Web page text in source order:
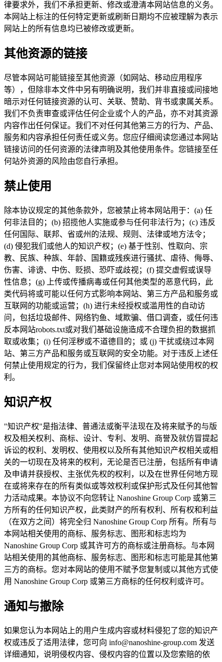
律要求外，我们不承担更新、修改或澄清本网站信息的义务。
本网站上标注的任何特定更新或刷新日期均不应被理解为表示
网站上的所有信息均已被修改或更新。
其他资源的链接
尽管本网站可能链接至其他资源（如网站、移动应用程序
等），但除非本文件中另有明确说明，我们并非直接或间接地
暗示对任何链接资源的认可、关联、赞助、背书或隶属关系。
我们不负责审查或评估任何企业或个人的产品，亦不对其资源
内容作出任何保证。我们不对任何其他第三方的行为、产品、
服务和内容承担任何责任或义务。您应仔细阅读您通过本网站
链接访问的任何资源的法律声明及其他使用条件。您链接至任
何站外资源的风险由您自行承担。
禁止使用
除本协议规定的其他条款外，您被禁止将本网站用于：(a) 任
何非法目的；(b) 招揽他人实施或参与任何非法行为；(c) 违反
任何国际、联邦、省或州的法规、规则、法律或地方法令；
(d) 侵犯我们或他人的知识产权；(e) 基于性别、性取向、宗
教、民族、种族、年龄、国籍或残疾进行骚扰、虐待、侮辱、
伤害、诽谤、中伤、贬损、恐吓或歧视；(f) 提交虚假或误导
性信息；(g) 上传或传播病毒或任何其他类型的恶意代码，此
类代码将或可能以任何方式影响本网站、第三方产品和服务或
互联网的功能或运营；(h) 进行未经授权或滥用性的自动访
问，包括垃圾邮件、网络钓鱼、域欺骗、借口调查，或任何违
反本网站robots.txt或对我们基础设施造成不合理负担的数据抓
取或收集；(i) 任何淫秽或不道德目的；或 (j) 干扰或绕过本网
站、第三方产品和服务或互联网的安全功能。对于违反上述任
何禁止使用规定的行为，我们保留终止您对本网站使用权的权
利。
知识产权
"知识产权"是指法律、普通法或衡平法现在及将来赋予的与版
权及相关权利、商标、设计、专利、发明、商誉及就仿冒提起
诉讼的权利、发明权、使用权以及所有其他知识产权相关或相
关的一切现在及将来的权利，无论是否已注册，包括所有申请
及申请并获授权、主张优先权的权利，以及在世界任何地方现
在或将来存在的所有类似或等效权利或保护形式及任何其他智
力活动成果。本协议不向您转让 Nanoshine Group Corp 或第三
方所有的任何知识产权，此类财产的所有权利、所有权和利益
（在双方之间）将完全归 Nanoshine Group Corp 所有。所有与
本网站相关使用的商标、服务标志、图形和标志均为
Nanoshine Group Corp 或其许可方的商标或注册商标。与本网
站相关使用的其他商标、服务标志、图形和标志可能是其他第
三方的商标。您对本网站的使用不赋予您复制或以其他方式使
用 Nanoshine Group Corp 或第三方商标的任何权利或许可。
通知与撤除
如果您认为本网站上的用户生成内容或材料侵犯了您的知识产
权或违反了适用法律，您可向 info@nanoshine-group.com 发送
详细通知，说明侵权内容、侵权内容的位置以及您索赔的依